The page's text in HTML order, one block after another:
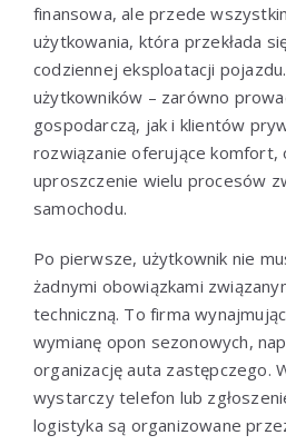
finansowa, ale przede
użytkowania, która przekłada
codziennej eksploatacji
użytkowników – zarówno
gospodarczą, jak i klientów
rozwiązanie oferujące komfort,
uproszczenie wielu procesów
samochodu.
Po pierwsze, użytkownik nie
żadnymi obowiązkami
techniczną. To firma
wymianę opon sezonowych,
organizację auta zastępczego.
wystarczy telefon lub
logistyka są organizowane